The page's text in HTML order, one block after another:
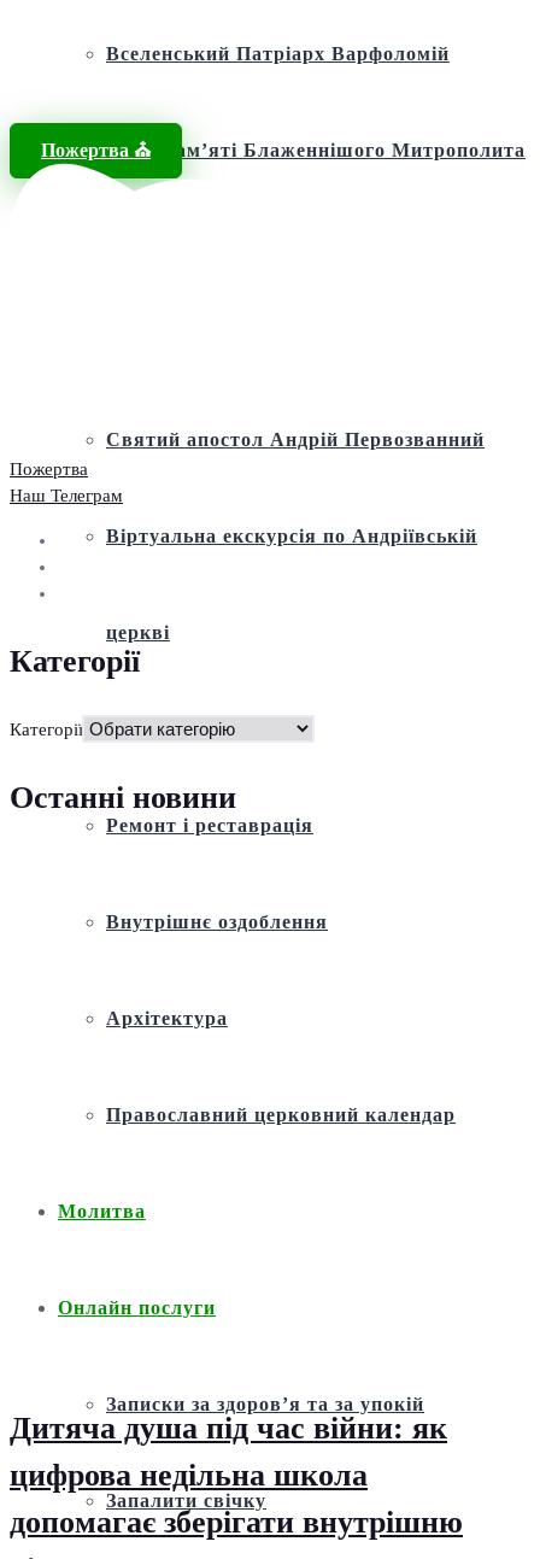
Вселенський Патріарх Варфоломій
Фонд пам’яті Блаженнішого Митрополита
Святий апостол Андрій Первозванний
Віртуальна екскурсія по Андріївській
церкві
Історія
Ремонт і реставрація
Внутрішнє оздоблення
Архітектура
Православний церковний календар
Молитва
Онлайн послуги
Записки за здоров’я та за упокій
Запалити свічку
Пожертва ⛪️
Пожертва
Наш Телеграм
Категорії
Категорії
Останні новини
Дитяча душа під час війни: як
цифрова недільна школа
допомагає зберігати внутрішню